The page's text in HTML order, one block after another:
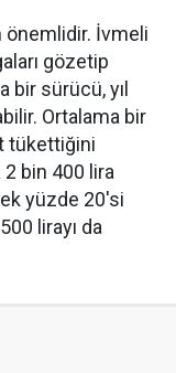
İvmeli
gözetip
bir sürücü, yıl
Ortalama bir
tükettiğini
2 bin 400 lira
yüzde 20'si
lirayı da